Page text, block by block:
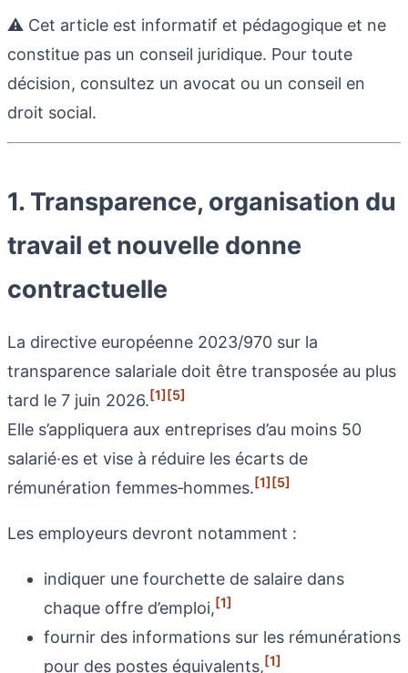
⚠️ Cet article est informatif et pédagogique et ne
constitue pas un conseil juridique. Pour toute
décision, consultez un avocat ou un conseil en
droit social.
1. Transparence, organisation du
travail et nouvelle donne
contractuelle
La directive européenne 2023/970 sur la
transparence salariale doit être transposée au plus
tard le 7 juin 2026.[1][5]
Elle s’appliquera aux entreprises d’au moins 50
salarié·es et vise à réduire les écarts de
rémunération femmes‑hommes.[1][5]
Les employeurs devront notamment :
indiquer une fourchette de salaire dans
chaque offre d’emploi,[1]
fournir des informations sur les rémunérations
pour des postes équivalents,[1]